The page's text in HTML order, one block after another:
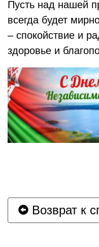
Пусть над нашей
всегда будет
– спокойствие и
здоровье и
Возврат к